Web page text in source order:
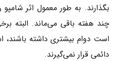
بگذارند. به طور معمول اثر
چند هفته باقی می‌ماند. البته
است دوام بیشتری داشته باشند،
دائمی قرار نمی‌گیرند.